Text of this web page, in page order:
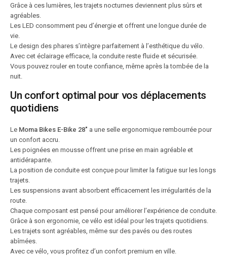
Grâce à ces lumières, les trajets nocturnes deviennent plus sûrs et
agréables.
Les LED consomment peu d’énergie et offrent une longue durée de
vie.
Le design des phares s’intègre parfaitement à l’esthétique du vélo.
Avec cet éclairage efficace, la conduite reste fluide et sécurisée.
Vous pouvez rouler en toute confiance, même après la tombée de la
nuit.
Un confort optimal pour vos déplacements
quotidiens
Le Moma Bikes E-Bike 28″ a une selle ergonomique rembourrée pour
un confort accru.
Les poignées en mousse offrent une prise en main agréable et
antidérapante.
La position de conduite est conçue pour limiter la fatigue sur les longs
trajets.
Les suspensions avant absorbent efficacement les irrégularités de la
route.
Chaque composant est pensé pour améliorer l’expérience de conduite.
Grâce à son ergonomie, ce vélo est idéal pour les trajets quotidiens.
Les trajets sont agréables, même sur des pavés ou des routes
abîmées.
Avec ce vélo, vous profitez d’un confort premium en ville.